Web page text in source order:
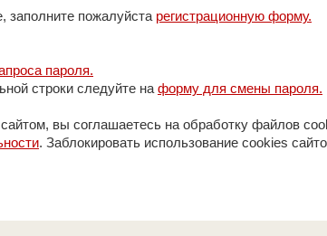
заполните пожалуйста регистрационную форму.
пароля.
строки следуйте на форму для смены пароля.
вы соглашаетесь на обработку файлов
. Заблокировать использование cookies